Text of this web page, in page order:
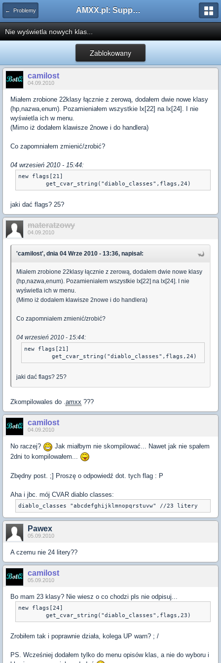
← Problemy AMXX.pl: Support AMX Mod X i SourceMod
Nie wyświetla nowych klas...
Zablokowany
camilost
04.09.2010
Miałem zrobione 22klasy łącznie z zerową, dodałem dwie nowe klasy
(hp,nazwa,enum). Pozamieniałem wszystkie lx[22] na lx[24]. I nie
wyświetla ich w menu.
(Mimo iż dodałem klawisze 2nowe i do handlera)
Co zapomniałem zmienić/zrobić?
04 wrzesień 2010 - 15:44:
new flags[21]
	get_cvar_string("diablo_classes",flags,24)
jaki dać flags? 25?
materatzowy
04.09.2010
'camilost', dnia 04 Wrze 2010 - 13:36, napisał:
Miałem zrobione 22klasy łącznie z zerową, dodałem dwie nowe klasy
(hp,nazwa,enum). Pozamieniałem wszystkie lx[22] na lx[24]. I nie
wyświetla ich w menu.
(Mimo iż dodałem klawisze 2nowe i do handlera)
Co zapomniałem zmienić/zrobić?
04 wrzesień 2010 - 15:44:
new flags[21]
	get_cvar_string("diablo_classes",flags,24)
jaki dać flags? 25?
Zkompilowales do .amxx ???
camilost
04.09.2010
No raczej?
Jak miałbym nie skompilować... Nawet jak nie spałem
2dni to kompilowałem...
Zbędny post. ;] Proszę o odpowiedź dot. tych flag : P
Aha i jbc. mój CVAR diablo classes:
diablo_classes "abcdefghijklmnopqrstuvw" //23 litery
Pawex
05.09.2010
A czemu nie 24 litery??
camilost
05.09.2010
Bo mam 23 klasy? Nie wiesz o co chodzi pls nie odpisuj...
new flags[24]
	get_cvar_string("diablo_classes",flags,23)
Zrobiłem tak i poprawnie działa, kolega UP warn? ; /
PS. Wcześniej dodałem tylko do menu opisów klas, a nie do wyboru i